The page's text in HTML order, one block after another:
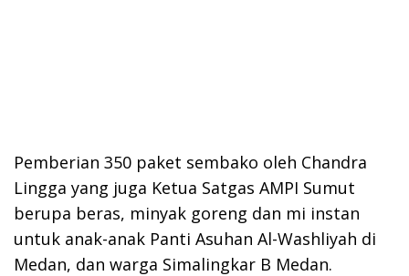
Pemberian 350 paket sembako oleh Chandra
Lingga yang juga Ketua Satgas AMPI Sumut
berupa beras, minyak goreng dan mi instan
untuk anak-anak Panti Asuhan Al-Washliyah di
Medan, dan warga Simalingkar B Medan.